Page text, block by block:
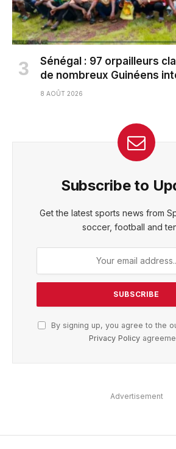
Sénégal : 97 orpailleurs
de nombreux Guinéens
8 AOÛT 2026
Subscribe to
Get the latest sports news from
soccer, football and
By signing up, you agree to the
Privacy Policy
Advertisement